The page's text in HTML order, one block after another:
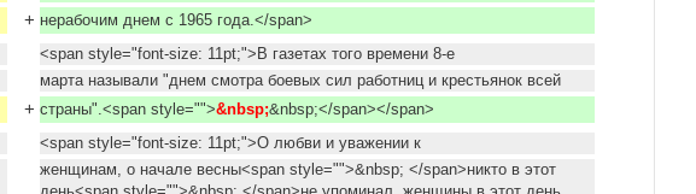
+ нерабочим днем с 1965 года.</span>
<span style="font-size: 11pt;">В газетах того времени 8-е
марта называли "днем смотра боевых сил работниц и крестьянок всей
+ страны".<span style="">&nbsp;&nbsp;</span></span>
<span style="font-size: 11pt;">О любви и уважении к
женщинам, о начале весны<span style="">&nbsp; </span>никто в этот